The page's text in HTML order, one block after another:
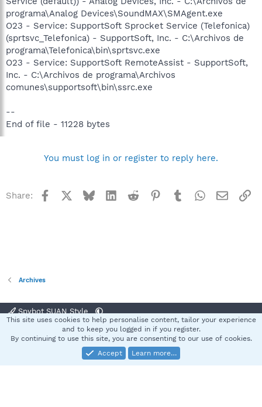
programa\Analog Devices\SoundMAX\SMAgent.exe
O23 - Service: SupportSoft Sprocket Service (Telefonica)
(sprtsvc_Telefonica) - SupportSoft, Inc. - C:\Archivos de
programa\Telefonica\bin\sprtsvc.exe
O23 - Service: SupportSoft RemoteAssist - SupportSoft,
Inc. - C:\Archivos de programa\Archivos
comunes\supportsoft\bin\ssrc.exe
--
End of file - 11228 bytes
You must log in or register to reply here.
Share: Facebook BlueskyLinkedInReddit Pinterest
TumblrWhatsApp
Email
Archives
Spybot SUAN Style
Terms and rules Privacy policy Help
S
Community platform by XenForo® © 2010-2025 XenForo Ltd.
This site uses cookies to help personalise content, tailor your experience
and to keep you logged in if you register.
By continuing to use this site, you are consenting to our use of cookies.
Accept
Learn more…